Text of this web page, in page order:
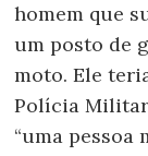
homem que
um posto de
moto. Ele
Polícia
“uma pessoa